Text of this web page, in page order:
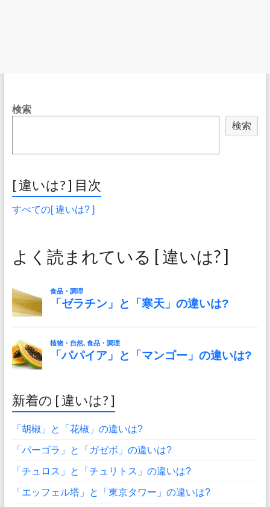
検索
検索
[ 違いは? ] 目次
すべての[ 違いは? ]
よく読まれている [ 違いは? ]
新着の [ 違いは? ]
「胡椒」と「花椒」の違いは?
「パーゴラ」と「ガゼボ」の違いは?
「チュロス」と「チュリトス」の違いは?
「エッフェル塔」と「東京タワー」の違いは?